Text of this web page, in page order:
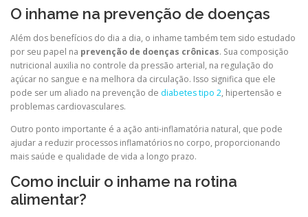
O inhame na prevenção de doenças
Além dos benefícios do dia a dia, o inhame também tem sido estudado
por seu papel na prevenção de doenças crônicas. Sua composição
nutricional auxilia no controle da pressão arterial, na regulação do
açúcar no sangue e na melhora da circulação. Isso significa que ele
pode ser um aliado na prevenção de diabetes tipo 2, hipertensão e
problemas cardiovasculares.
Outro ponto importante é a ação anti-inflamatória natural, que pode
ajudar a reduzir processos inflamatórios no corpo, proporcionando
mais saúde e qualidade de vida a longo prazo.
Como incluir o inhame na rotina
alimentar?